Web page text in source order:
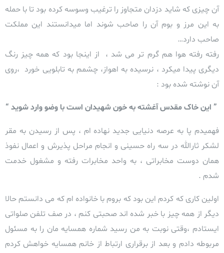
آن چیزی که شاید دزدان متجاوز را ترغیب وسوسه کرده بود تا با حمله
به این مرز و بوم آن را صاحب شوند اما میدانستند این مملکت
صاحب دارد…
رفته رفته هوا هم گرم تر می شد ، از اینجا بود که همه چیز رنگ
دیگری پیدا میکرد ، نرسیده به اهواز، چشمم به تابلویی خورد ،روی
آن نوشته شده بود :
” این خاک مقدس آغشته به خون شهیدان است با وضو وارد شوید “
فهمیدم پا به عرصه دنیايی جدید نهاده ام ، پس از رسیدن به مقر
لشکر ثارالله در سه راه حسینی و انجام مراحل پذیرش و اعمال نفوذ
همان دوست مخابراتی ، به واحد مخابرات رفته و مشغول خدمت
شدم .
اولین کاری که کردم این بود که بروم با خانواده ام که می دانستم حالا
دیگر از همه چیز با خبر شده اند صحبتی کنم ، در صف تلفن صلواتی
ایستادم ،وقتی نوبت به من رسید شماره همسایه مان را به مسئول
مربوطه دادم و بعد از برقراری ارتباط از خانم همسایه خواهش کردم